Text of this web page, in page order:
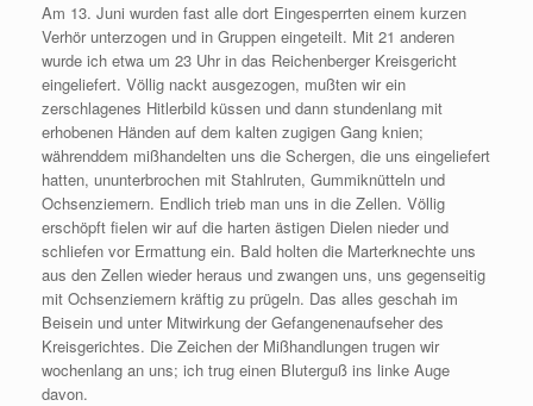
Am 13. Juni wurden fast alle dort Eingesperrten einem kurzen
Verhör unterzogen und in Gruppen eingeteilt. Mit 21 anderen
wurde ich etwa um 23 Uhr in das Reichenberger Kreisgericht
eingeliefert. Völlig nackt ausgezogen, mußten wir ein
zerschlagenes Hitlerbild küssen und dann stundenlang mit
erhobenen Händen auf dem kalten zugigen Gang knien;
währenddem mißhandelten uns die Schergen, die uns eingeliefert
hatten, ununterbrochen mit Stahlruten, Gummiknütteln und
Ochsenziemern. Endlich trieb man uns in die Zellen. Völlig
erschöpft fielen wir auf die harten ästigen Dielen nieder und
schliefen vor Ermattung ein. Bald holten die Marterknechte uns
aus den Zellen wieder heraus und zwangen uns, uns gegenseitig
mit Ochsenziemern kräftig zu prügeln. Das alles geschah im
Beisein und unter Mitwirkung der Gefangenenaufseher des
Kreisgerichtes. Die Zeichen der Mißhandlungen trugen wir
wochenlang an uns; ich trug einen Bluterguß ins linke Auge
davon.